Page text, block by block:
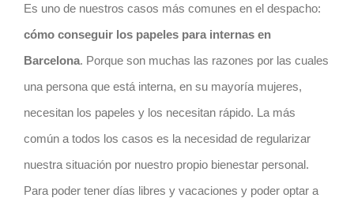
Es uno de nuestros casos más comunes en el despacho:
cómo conseguir los papeles para internas en
Barcelona. Porque son muchas las razones por las cuales
una persona que está interna, en su mayoría mujeres,
necesitan los papeles y los necesitan rápido. La más
común a todos los casos es la necesidad de regularizar
nuestra situación por nuestro propio bienestar personal.
Para poder tener días libres y vacaciones y poder optar a